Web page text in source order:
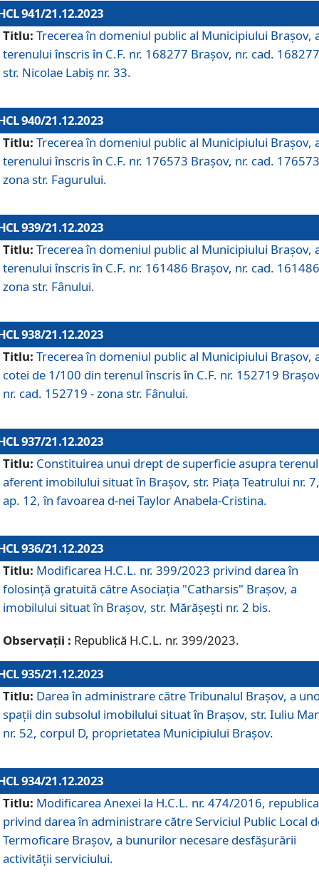
941/21.12.2023
Titlu: Trecerea în domeniul public al Municipiului Braşov,
terenului înscris în C.F. nr. 168277 Brașov, nr. cad.
str. Nicolae Labiș nr. 33.
940/21.12.2023
Titlu: Trecerea în domeniul public al Municipiului Braşov,
terenului înscris în C.F. nr. 176573 Brașov, nr. cad.
zona str. Fagurului.
939/21.12.2023
Titlu: Trecerea în domeniul public al Municipiului Braşov,
terenului înscris în C.F. nr. 161486 Brașov, nr. cad.
zona str. Fânului.
938/21.12.2023
Titlu: Trecerea în domeniul public al Municipiului Braşov,
cotei de 1/100 din terenul înscris în C.F. nr. 152719
nr. cad. 152719 - zona str. Fânului.
937/21.12.2023
Titlu: Constituirea unui drept de superficie asupra
aferent imobilului situat în Brașov, str. Piața Teatrului nr. 7,
ap. 12, în favoarea d-nei Taylor Anabela-Cristina.
936/21.12.2023
Titlu: Modificarea H.C.L. nr. 399/2023 privind darea în
folosinţă gratuită către Asociaţia "Catharsis" Brașov, a
imobilului situat în Braşov, str. Mărăşeşti nr. 2 bis.
Observații : Republică H.C.L. nr. 399/2023.
935/21.12.2023
Titlu: Darea în administrare către Tribunalul Brașov, a
spații din subsolul imobilului situat în Brașov, str. Iuliu
nr. 52, corpul D, proprietatea Municipiului Brașov.
934/21.12.2023
Titlu: Modificarea Anexei la H.C.L. nr. 474/2016,
privind darea în administrare către Serviciul Public Local
Termoficare Braşov, a bunurilor necesare desfăşurării
activităţii serviciului.